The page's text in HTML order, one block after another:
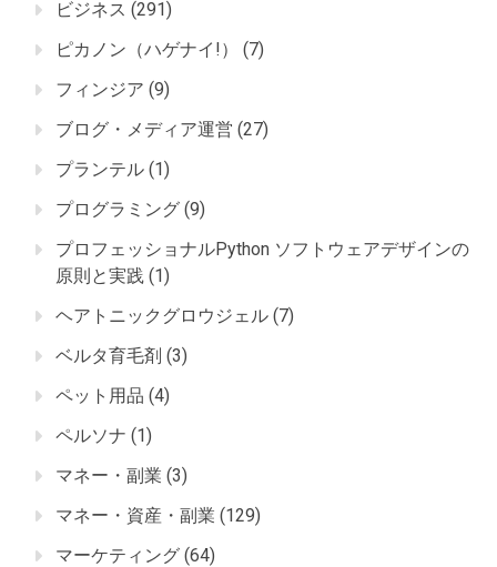
ビジネス (291)
ピカノン（ハゲナイ!）
(7)
フィンジア (9)
ブログ・メディア運営 (27)
プランテル (1)
プログラミング (9)
プロフェッショナルPython ソフトウェアデザインの
原則と実践 (1)
ヘアトニックグロウジェル (7)
ベルタ育毛剤 (3)
ペット用品 (4)
ペルソナ (1)
マネー・副業 (3)
マネー・資産・副業 (129)
マーケティング (64)